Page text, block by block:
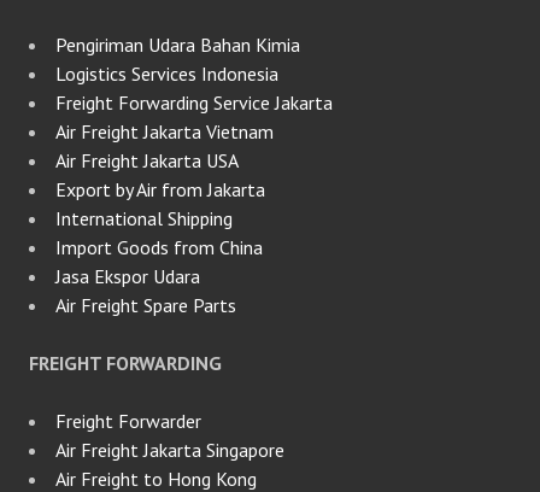
Pengiriman Udara Bahan Kimia
Logistics Services Indonesia
Freight Forwarding Service Jakarta
Air Freight Jakarta Vietnam
Air Freight Jakarta USA
Export by Air from Jakarta
International Shipping
Import Goods from China
Jasa Ekspor Udara
Air Freight Spare Parts
FREIGHT FORWARDING
Freight Forwarder
Air Freight Jakarta Singapore
Air Freight to Hong Kong